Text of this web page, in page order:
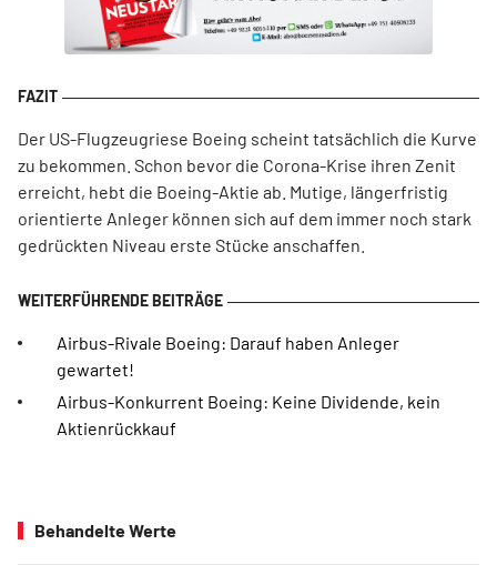
Der US-Flugzeugriese Boeing scheint tatsächlich die Kurve
zu bekommen. Schon bevor die Corona-Krise ihren Zenit
erreicht, hebt die Boeing-Aktie ab. Mutige, längerfristig
orientierte Anleger können sich auf dem immer noch stark
gedrückten Niveau erste Stücke anschaffen.
Airbus-Rivale Boeing: Darauf haben Anleger
gewartet!
Airbus-Konkurrent Boeing: Keine Dividende, kein
Aktienrückkauf
Behandelte Werte